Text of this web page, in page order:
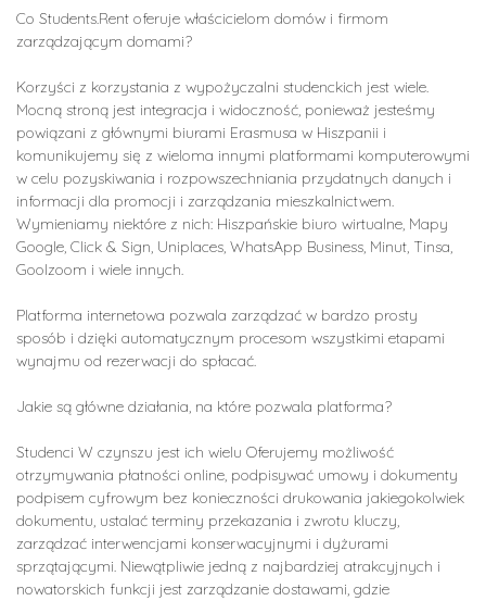
Co Students.Rent oferuje właścicielom domów i firmom
zarządzającym domami?
Korzyści z korzystania z wypożyczalni studenckich jest wiele.
Mocną stroną jest integracja i widoczność, ponieważ jesteśmy
powiązani z głównymi biurami Erasmusa w Hiszpanii i
komunikujemy się z wieloma innymi platformami komputerowymi
w celu pozyskiwania i rozpowszechniania przydatnych danych i
informacji dla promocji i zarządzania mieszkalnictwem.
Wymieniamy niektóre z nich: Hiszpańskie biuro wirtualne, Mapy
Google, Click & Sign, Uniplaces, WhatsApp Business, Minut, Tinsa,
Goolzoom i wiele innych.
Platforma internetowa pozwala zarządzać w bardzo prosty
sposób i dzięki automatycznym procesom wszystkimi etapami
wynajmu od rezerwacji do spłacać.
Jakie są główne działania, na które pozwala platforma?
Studenci W czynszu jest ich wielu Oferujemy możliwość
otrzymywania płatności online, podpisywać umowy i dokumenty
podpisem cyfrowym bez konieczności drukowania jakiegokolwiek
dokumentu, ustalać terminy przekazania i zwrotu kluczy,
zarządzać interwencjami konserwacyjnymi i dyżurami
sprzątającymi. Niewątpliwie jedną z najbardziej atrakcyjnych i
nowatorskich funkcji jest zarządzanie dostawami, gdzie